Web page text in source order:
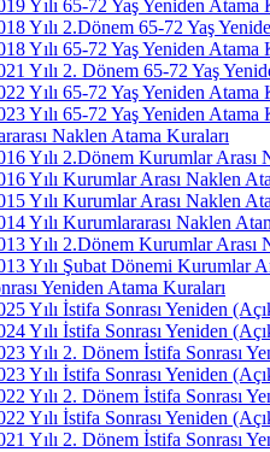
Yılı 65-72 Yaş Yeniden Atama
Yılı 2.Dönem 65-72 Yaş
Yılı 65-72 Yaş Yeniden Atama
Yılı 2. Dönem 65-72 Yaş
Yılı 65-72 Yaş Yeniden Atama
Yılı 65-72 Yaş Yeniden Atama
Naklen Atama Kuraları
Yılı 2.Dönem Kurumlar Arası
Yılı Kurumlar Arası Naklen
Yılı Kurumlar Arası Naklen
Yılı Kurumlararası Naklen
Yılı 2.Dönem Kurumlar Arası
Yılı Şubat Dönemi Kurumlar
Yeniden Atama Kuraları
Yılı İstifa Sonrası Yeniden
Yılı İstifa Sonrası Yeniden
Yılı 2. Dönem İstifa Sonrası
Yılı İstifa Sonrası Yeniden
Yılı 2. Dönem İstifa Sonrası
Yılı İstifa Sonrası Yeniden
Yılı 2. Dönem İstifa Sonrası